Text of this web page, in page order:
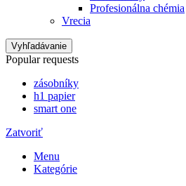
Profesionálna chémia
Vrecia
Vyhľadávanie
Popular requests
zásobníky
h1 papier
smart one
Zatvoriť
Menu
Kategórie